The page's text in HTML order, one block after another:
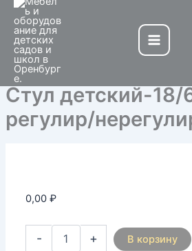
Перейти
содержимому
Стул детский-
регулир/
0,00₽
-
Количество
товара
Стул
детский-18/6
МДФ
регулир/
нерегулир
+ В корзину